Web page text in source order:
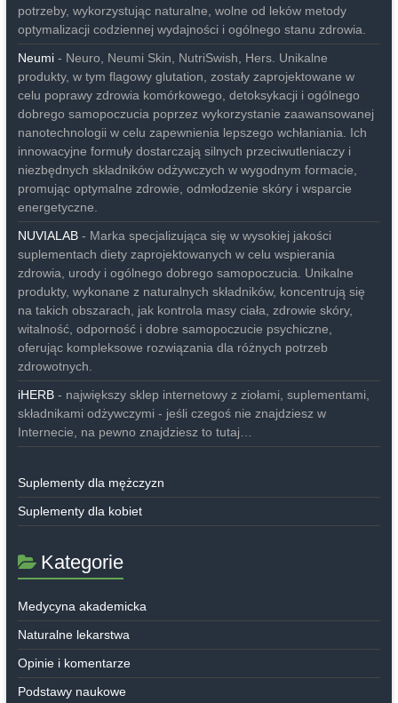
potrzeby, wykorzystując naturalne, wolne od leków metody
optymalizacji codziennej wydajności i ogólnego stanu zdrowia.
Neumi- Neuro, Neumi Skin, NutriSwish, Hers. Unikalne
produkty, w tym flagowy glutation, zostały zaprojektowane w
celu poprawy zdrowia komórkowego, detoksykacji i ogólnego
dobrego samopoczucia poprzez wykorzystanie zaawansowanej
nanotechnologii w celu zapewnienia lepszego wchłaniania. Ich
innowacyjne formuły dostarczają silnych przeciwutleniaczy i
niezbędnych składników odżywczych w wygodnym formacie,
promując optymalne zdrowie, odmłodzenie skóry i wsparcie
energetyczne.
NUVIALAB- Marka specjalizująca się w wysokiej jakości
suplementach diety zaprojektowanych w celu wspierania
zdrowia, urody i ogólnego dobrego samopoczucia. Unikalne
produkty, wykonane z naturalnych składników, koncentrują się
na takich obszarach, jak kontrola masy ciała, zdrowie skóry,
witalność, odporność i dobre samopoczucie psychiczne,
oferując kompleksowe rozwiązania dla różnych potrzeb
zdrowotnych.
iHERB- największy sklep internetowy z ziołami, suplementami,
składnikami odżywczymi - jeśli czegoś nie znajdziesz w
Internecie, na pewno znajdziesz to tutaj…
Suplementy dla mężczyzn
Suplementy dla kobiet
Kategorie
Medycyna akademicka
Naturalne lekarstwa
Opinie i komentarze
Podstawy naukowe